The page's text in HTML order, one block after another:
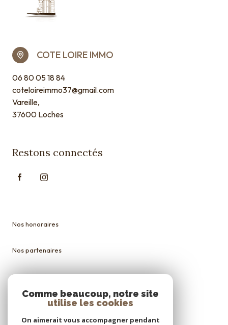
COTE LOIRE IMMO
06 80 05 18 84
coteloireimmo37@gmail.com
Vareille,
37600 Loches
Restons connectés
Nos honoraires
Nos partenaires
Mentions légales
Comme beaucoup, notre site
utilise les cookies
On aimerait vous accompagner pendant